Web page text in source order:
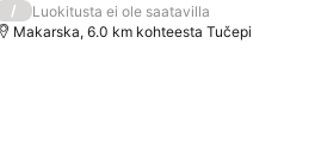
/
Luokitusta ei ole saatavilla
Makarska, 6.0 km kohteesta Tučepi